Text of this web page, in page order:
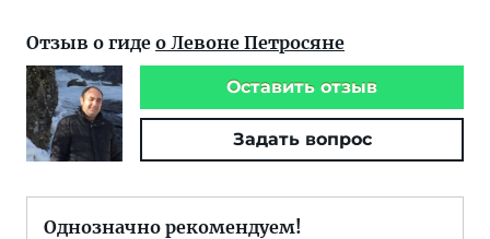
Отзыв о гиде о Левоне Петросяне
Оставить отзыв
Задать вопрос
Однозначно рекомендуем!